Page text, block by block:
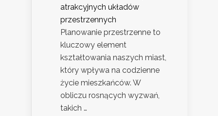
atrakcyjnych układów
przestrzennych
Planowanie przestrzenne to
kluczowy element
kształtowania naszych miast,
który wpływa na codzienne
życie mieszkańców. W
obliczu rosnących wyzwań,
takich …